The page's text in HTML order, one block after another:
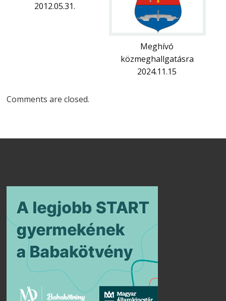
2012.05.31.
Meghívó
közmeghallgatásra
2024.11.15
Comments are closed.